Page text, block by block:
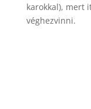
karokkal), mert
véghezvinni.